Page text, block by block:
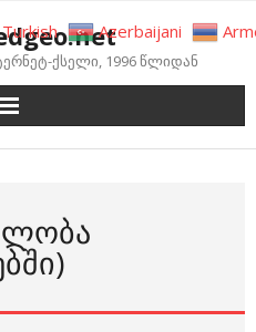
ქსელი, 1996 წლიდან
Turkish Azerbaijani